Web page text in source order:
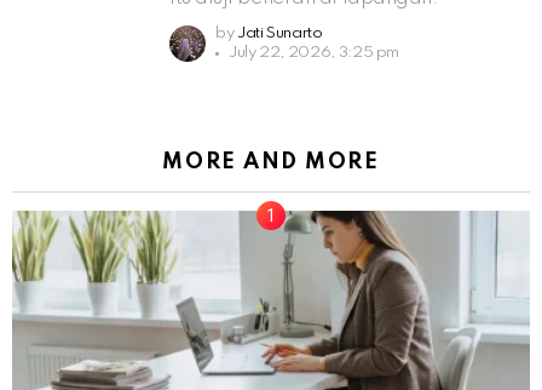
by Jati Sunarto
July 22, 2026, 3:25 pm
MORE AND MORE